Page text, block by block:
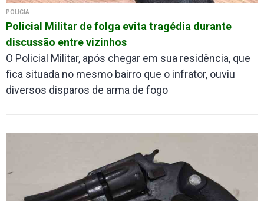
POLÍCIA
Policial Militar de folga evita tragédia durante
discussão entre vizinhos
O Policial Militar, após chegar em sua residência, que
fica situada no mesmo bairro que o infrator, ouviu
diversos disparos de arma de fogo